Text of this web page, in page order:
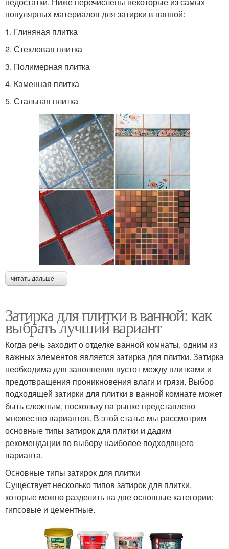
популярных материалов для затирки в ванной:
1. Глиняная плитка
2. Стекловая плитка
3. Полимерная плитка
4. Каменная плитка
5. Стальная плитка
читать дальше →
Затирка для плитки в ванной: как
выбрать лучший вариант
Когда речь заходит о отделке ванной комнаты, одним из
важных элементов является затирка для плитки. Затирка
необходима для заполнения пустот между плитками и
предотвращения проникновения влаги и грязи. Выбор
подходящей затирки для плитки в ванной комнате может
быть сложным, поскольку на рынке представлено
множество вариантов. В этой статье мы рассмотрим
основные типы затирок для плитки и дадим
рекомендации по выбору наиболее подходящего
варианта.
Основные типы затирок для плитки
Существует несколько типов затирок для плитки,
которые можно разделить на две основные категории:
гипсовые и цементные.